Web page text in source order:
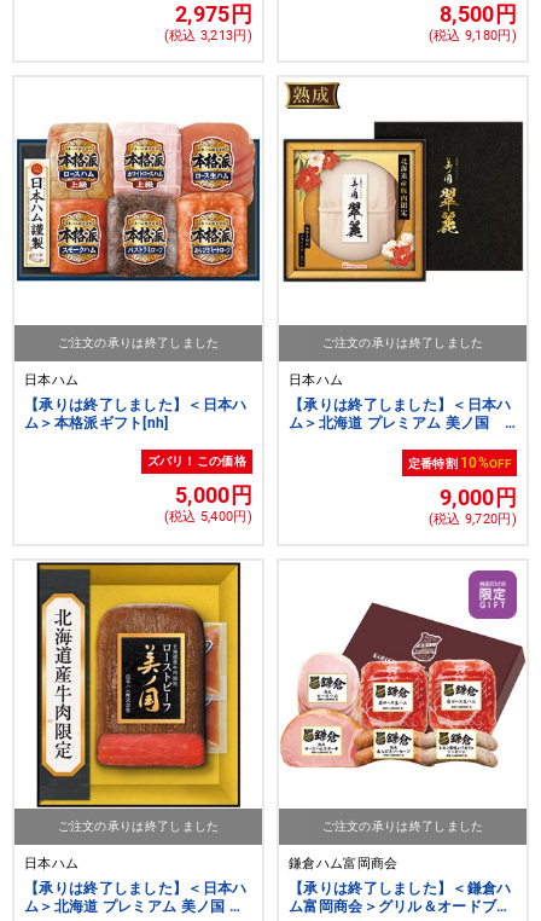
2,975円
(税込 3,213円)
8,500円
(税込 9,180円)
ご注文の承りは終了しました
日本ハム
【承りは終了しました】＜日本ハ
ム＞本格派ギフト[nh]
ズバリ！この価格
5,000円
(税込 5,400円)
ご注文の承りは終了しました
日本ハム
【承りは終了しました】＜日本ハ
ム＞北海道 プレミアム 美ノ国
定番特割 10%OFF
9,000円
(税込 9,720円)
ご注文の承りは終了しました
日本ハム
【承りは終了しました】＜日本ハ
ム＞北海道 プレミアム 美ノ国 ロ
ご注文の承りは終了しました
鎌倉ハム富岡商会
【承りは終了しました】＜鎌倉ハ
ム富岡商会＞グリル＆オードブル